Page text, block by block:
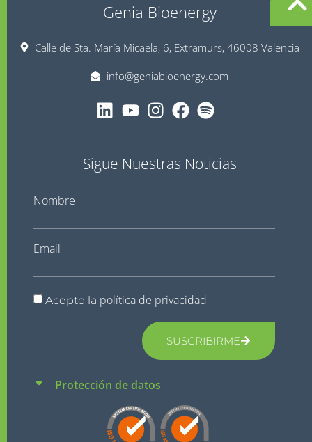
Genia Bioenergy
Calle de Sta. María Micaela, 6, Extramurs, 46008 Valencia
info@geniabioenergy.com
Sigue Nuestras Noticias
Nombre
Email
Acepto la política de privacidad
SUSCRIBIRME
Protección de datos